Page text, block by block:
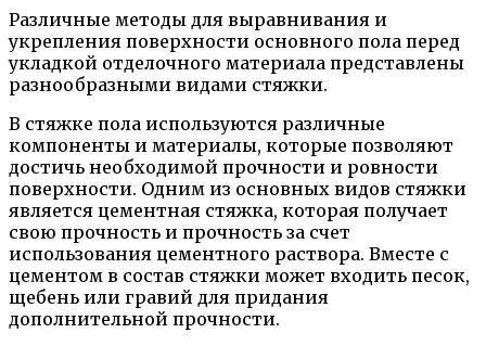
Различные методы для выравнивания и
укрепления поверхности основного пола перед
укладкой отделочного материала представлены
разнообразными видами стяжки.
В стяжке пола используются различные
компоненты и материалы, которые позволяют
достичь необходимой прочности и ровности
поверхности. Одним из основных видов стяжки
является цементная стяжка, которая получает
свою прочность и прочность за счет
использования цементного раствора. Вместе с
цементом в состав стяжки может входить песок,
щебень или гравий для придания
дополнительной прочности.